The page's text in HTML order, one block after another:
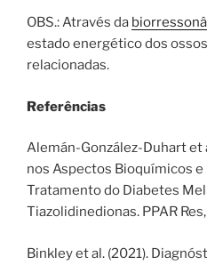
OBS.: Através da
estado energético dos
relacionadas.
Referências
Alemán-González-Duhart et
nos Aspectos Bioquímicos
Tratamento do Diabetes
Tiazolidinedionas. PPAR
Binkley et al. (2021).